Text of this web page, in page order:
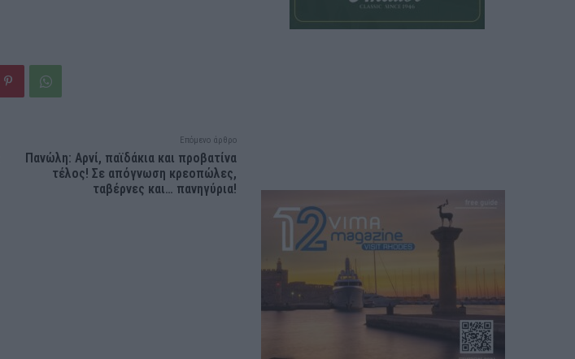
Επόμενο άρθρο
Πανώλη: Αρνί, παϊδάκια και προβατίνα
τέλος! Σε απόγνωση κρεοπώλες,
ταβέρνες και… πανηγύρια!